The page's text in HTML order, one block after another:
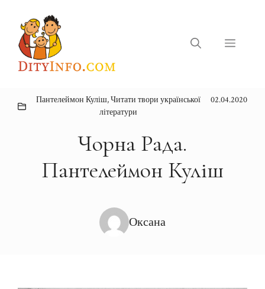
вмісту
Меню
Пантелеймон Куліш,Читати твори української
літератури
02.04.2020
Чорна Рада.
Пантелеймон Куліш
Оксана